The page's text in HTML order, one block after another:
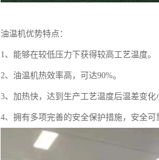
油温机优势特点：
1、能够在较低压力下获得较高工艺温度。
2、油温机热效率高，可达90%。
3、加热快，达到生产工艺温度后温差变
4、拥有多项完善的安全保护措施，安全可